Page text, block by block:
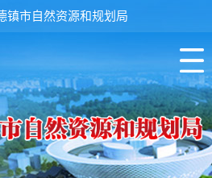
镇市自然资源和规划局